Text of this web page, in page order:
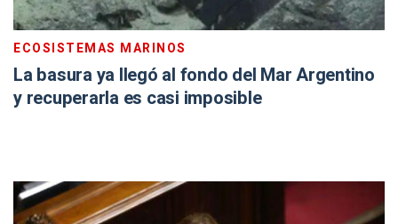
ECOSISTEMAS MARINOS
La basura ya llegó al fondo del Mar Argentino
y recuperarla es casi imposible